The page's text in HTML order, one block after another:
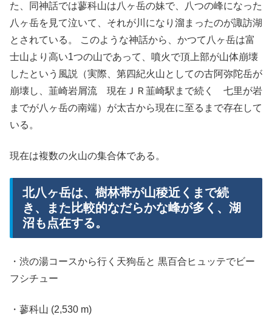
た、同神話では蓼科山は八ヶ岳の妹で、八つの峰になった
八ヶ岳を見て泣いて、それが川になり溜まったのが諏訪湖
とされている。 このような神話から、かつて八ヶ岳は富
士山より高い1つの山であって、噴火で頂上部が山体崩壊
したという風説（実際、第四紀火山としての古阿弥陀岳が
崩壊し、韮崎岩屑流 現在ＪＲ韮崎駅まで続く 七里が岩
までが八ヶ岳の南端）が太古から現在に至るまで存在して
いる。
現在は複数の火山の集合体である。
​北八ヶ岳は、樹林帯が山稜近くまで続
き、また比較的なだらかな峰が多く、湖
沼も点在する。
・渋の湯コースから行く天狗岳と 黒百合ヒュッテでビー
フシチュー
・蓼科山 (2,530 m)